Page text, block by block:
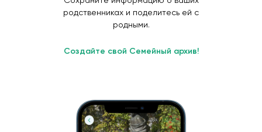
родственниках и поделитесь ей с
родными.
Создайте свой Семейный архив!